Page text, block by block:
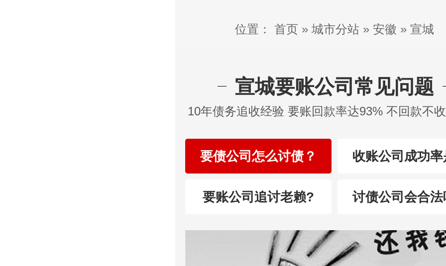
位置： 首页 » 城市分站 » 安徽 » 宣城
宣城要账公司常见问题
10年债务追收经验 要账回款率达93% 不回款不
要债公司怎么讨债？ 收账公司成功
要账公司追讨老赖? 讨债公司会合